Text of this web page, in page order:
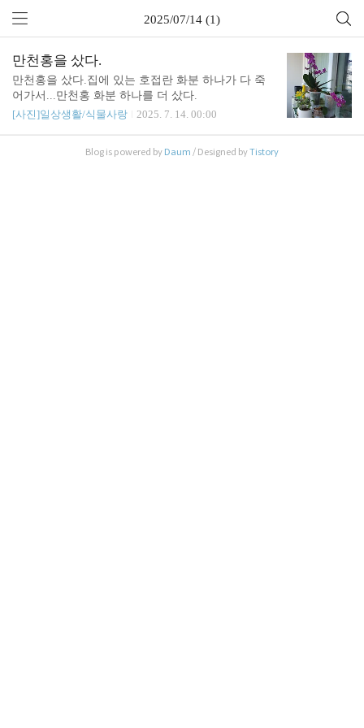
2025/07/14 (1)
만천홍을 샀다.
만천홍을 샀다.집에 있는 호접란 화분 하나가 다 죽
어가서...만천홍 화분 하나를 더 샀다.
[사진]일상생활/식물사랑
2025. 7. 14. 00:00
Blog is powered by Daum / Designed byTistory